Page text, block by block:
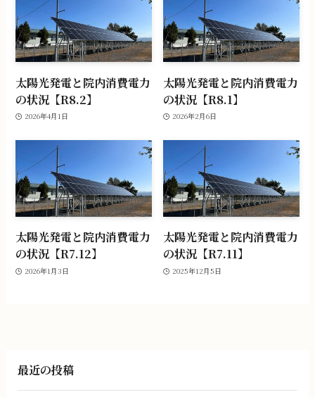
太陽光発電と院内消費電力
の状況【R8.2】
2026年4月1日
太陽光発電と院内消費電力
の状況【R8.1】
2026年2月6日
太陽光発電と院内消費電力
の状況【R7.12】
2026年1月3日
太陽光発電と院内消費電力
の状況【R7.11】
2025年12月5日
最近の投稿